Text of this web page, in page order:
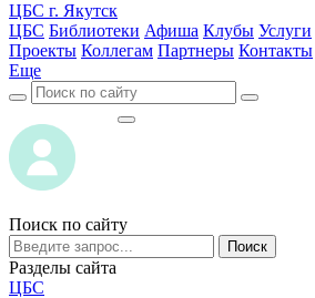
ЦБС г. Якутск
ЦБС Библиотеки Афиша Клубы Услуги
Проекты Коллегам Партнеры Контакты
Еще
Поиск по сайту
Поиск
Разделы сайта
ЦБС